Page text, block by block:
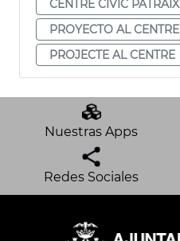
CENTRE CÍVIC PATRAIX
PROYECTO AL CENTRE
PROJECTE AL CENTRE
Nuestras Apps
Redes Sociales